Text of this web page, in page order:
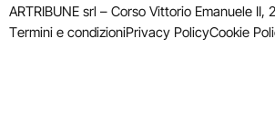
ARTRIBUNE srl – Corso Vittorio Emanuele II,
Termini e condizioniPrivacy PolicyCookie